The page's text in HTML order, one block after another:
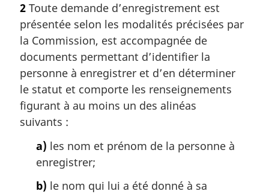
t
e
m
a
g
i
n
a
2 Toute demande d’enregistrement est
présentée selon les modalités précisées par
la Commission, est accompagnée de
documents permettant d’identifier la
personne à enregistrer et d’en déterminer
le statut et comporte les renseignements
figurant à au moins un des alinéas
suivants :
a) les nom et prénom de la personne à
enregistrer;
b) le nom qui lui a été donné à sa